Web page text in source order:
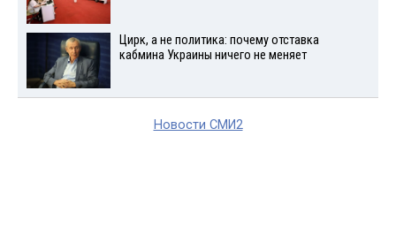
Цирк, а не политика: почему отставка
кабмина Украины ничего не меняет
Новости СМИ2